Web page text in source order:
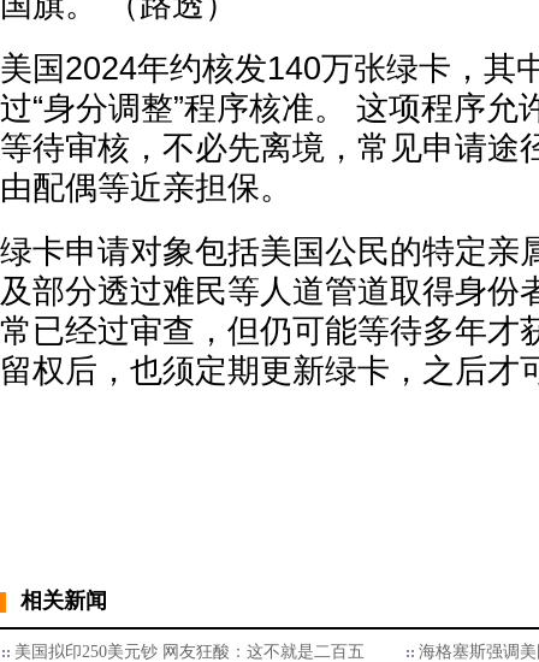
美国2024年约核发140万张绿卡，其
过“身分调整”程序核准。 这项程序允
等待审核，不必先离境，常见申请途
由配偶等近亲担保。
绿卡申请对象包括美国公民的特定亲
及部分透过难民等人道管道取得身份
常已经过审查，但仍可能等待多年才
留权后，也须定期更新绿卡，之后才
相关新闻
美国拟印250美元钞 网友狂酸：这不就是二百五
海格塞斯强调